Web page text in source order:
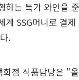
하는 특가 와인을
계 SSG머니로 결
.
화점 식품담당은 "